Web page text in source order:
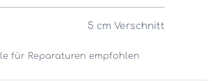
5 cm Verschnitt
für Reparaturen empfohlen